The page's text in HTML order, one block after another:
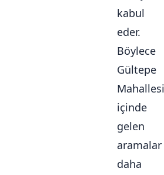
kabul
eder.
Böylece
Gültepe
Mahallesi
içinde
gelen
aramalar
daha